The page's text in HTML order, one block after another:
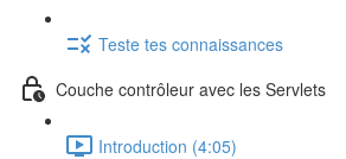
Teste tes connaissances
Couche contrôleur avec les Servlets
Introduction (4:05)